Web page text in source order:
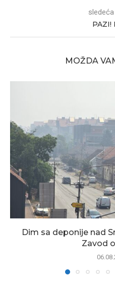
PAZI!
MOŽDA
Dim sa deponije nad
Zavod